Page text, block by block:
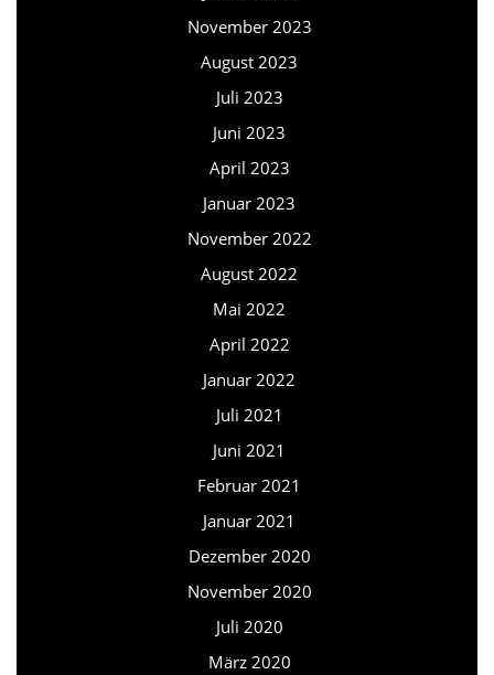
November 2023
August 2023
Juli 2023
Juni 2023
April 2023
Januar 2023
November 2022
August 2022
Mai 2022
April 2022
Januar 2022
Juli 2021
Juni 2021
Februar 2021
Januar 2021
Dezember 2020
November 2020
Juli 2020
März 2020